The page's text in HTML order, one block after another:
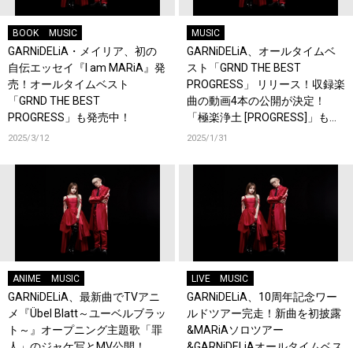
BOOK MUSIC
GARNiDELiA・メイリア、初の
自伝エッセイ『I am MARiA』発
売！オールタイムベスト
「GRND THE BEST
PROGRESS」も発売中！
2025/3/12
MUSIC
GARNiDELiA、オールタイムベ
スト「GRND THE BEST
PROGRESS」 リリース！収録楽
曲の動画4本の公開が決定！
「極楽浄土 [PROGRESS]」も公
開！
2025/1/31
ANIME MUSIC
GARNiDELiA、最新曲でTVアニ
メ『Übel Blatt～ユーベルブラッ
ト～』オープニング主題歌「罪
LIVE MUSIC
GARNiDELiA、10周年記念ワー
ルドツアー完走！新曲を初披露
&MARiAソロツアー